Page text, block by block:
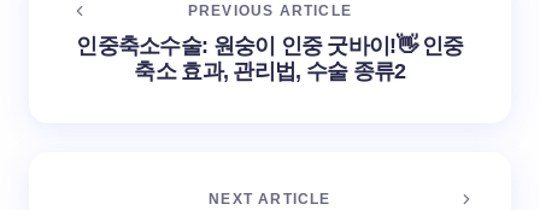
PREVIOUS ARTICLE
인중축소수술: 원숭이 인중 굿바이!👋 인중
축소 효과, 관리법, 수술 종류2
NEXT ARTICLE